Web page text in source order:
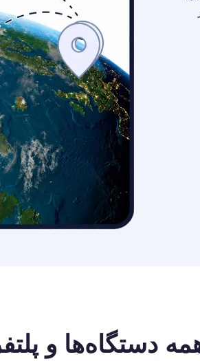
دستگاه‌ها و